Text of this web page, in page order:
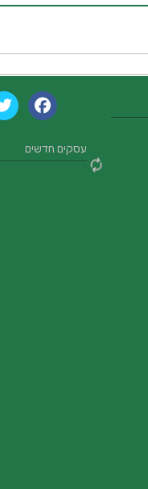
עסקים חדשים